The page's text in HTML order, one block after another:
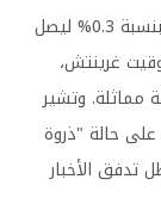
وفي الأسواق الفورية العالمية، ارتفع سعر الذهب بنسبة 0.3% ليصل
دولار للأوقية بحلول الساعة 03:30 بتوقيت غرينتش،
مماثلة. وتشير
حالة "ذروة
تدفق الأخبار